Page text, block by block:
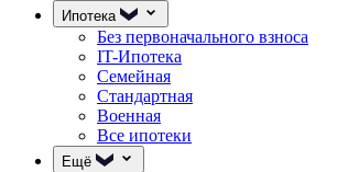
Ипотека
Без первоначального взноса
IT-Ипотека
Семейная
Стандартная
Военная
Все ипотеки
Ещё